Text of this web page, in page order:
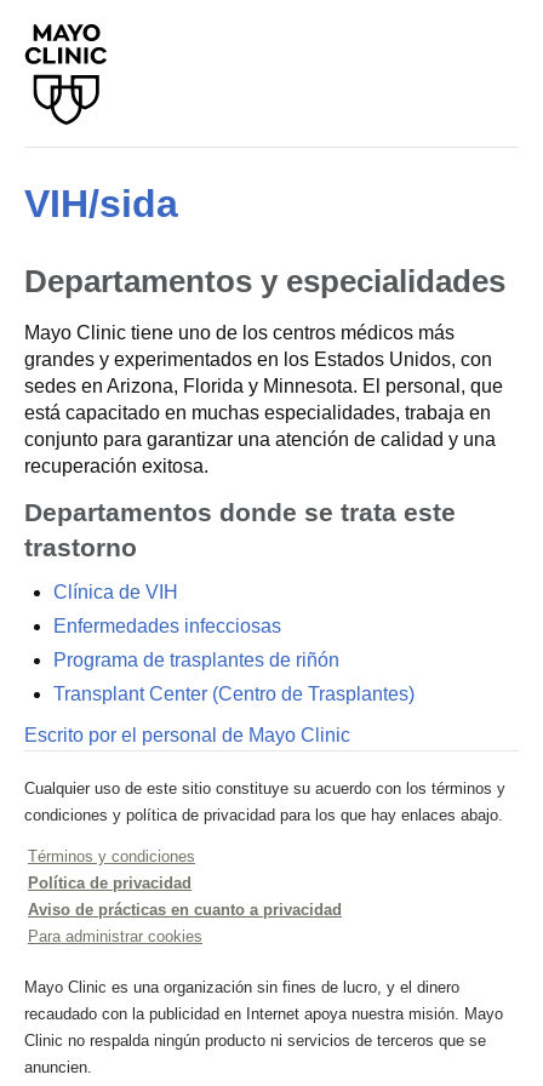
VIH/sida
Departamentos y especialidades
Mayo Clinic tiene uno de los centros médicos más
grandes y experimentados en los Estados Unidos, con
sedes en Arizona, Florida y Minnesota. El personal, que
está capacitado en muchas especialidades, trabaja en
conjunto para garantizar una atención de calidad y una
recuperación exitosa.
Departamentos donde se trata este
trastorno
Clínica de VIH
Enfermedades infecciosas
Programa de trasplantes de riñón
Transplant Center (Centro de Trasplantes)
Escrito por el personal de Mayo Clinic
Cualquier uso de este sitio constituye su acuerdo con los términos y
condiciones y política de privacidad para los que hay enlaces abajo.
Términos y condiciones
Política de privacidad
Aviso de prácticas en cuanto a privacidad
Para administrar cookies
Mayo Clinic es una organización sin fines de lucro, y el dinero
recaudado con la publicidad en Internet apoya nuestra misión. Mayo
Clinic no respalda ningún producto ni servicios de terceros que se
anuncien.